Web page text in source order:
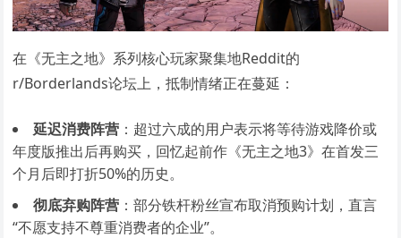
在《无主之地》系列核心玩家聚集地Reddit的
r/Borderlands论坛上，抵制情绪正在蔓延：
延迟消费阵营 ：超过六成的用户表示将等待游戏降价或
年度版推出后再购买，回忆起前作《无主之地3》在首发三
个月后即打折50%的历史。
彻底弃购阵营 ：部分铁杆粉丝宣布取消预购计划，直言
“不愿支持不尊重消费者的企业”。